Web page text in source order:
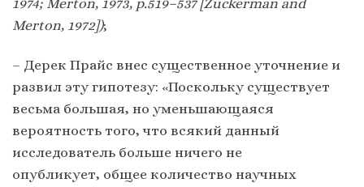
1974; Merton, 1973, p.519–537 [Zuckerman and
Merton, 1972]);
– Дерек Прайс внес существенное уточнение и
развил эту гипотезу: «Поскольку существует
весьма большая, но уменьшающаяся
вероятность того, что всякий данный
исследователь больше ничего не
опубликует, общее количество научных